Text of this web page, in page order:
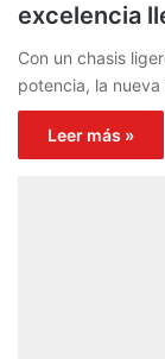
excelencia
Con un chasis
potencia, la
Leer más »